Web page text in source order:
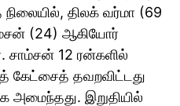
திலக் வர்மா (69
(24) ஆகியோர்
12 ரன்களில்
கேட்சைத் தவறவிட்டது
அமைந்தது. இறுதியில்